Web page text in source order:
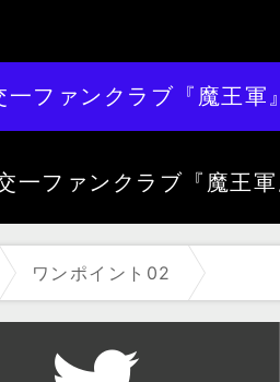
一ファンクラブ『魔王軍』
ワンポイント02